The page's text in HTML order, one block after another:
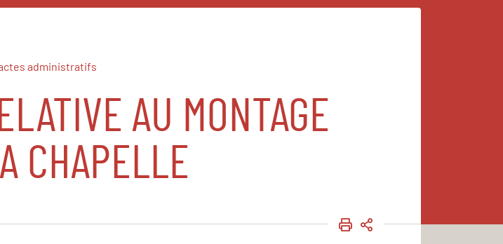
administratifs
AU MONTAGE
CHAPELLE
IMPRIMER
PARTAGER